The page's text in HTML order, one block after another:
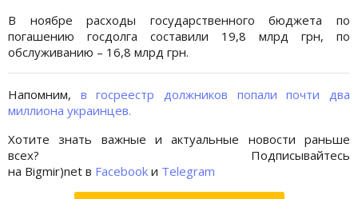
В ноябре расходы государственного бюджета по
погашению госдолга составили 19,8 млрд грн, по
обслуживанию – 16,8 млрд грн.
Напомним, в госреестр должников попали почти два
миллиона украинцев.
Хотите знать важные и актуальные новости раньше
всех? Подписывайтесь
на Bigmir)net в Facebook и Telegram